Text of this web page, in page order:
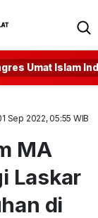
Umat Islam
Sep 2022, 05:55 WIB
MA
Laskar
di